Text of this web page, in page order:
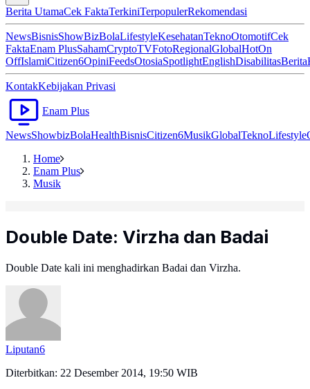
Berita UtamaCek FaktaTerkiniTerpopulerRekomendasi
NewsBisnisShowBizBolaLifestyleKesehatanTeknoOtomotifCek
FaktaEnam PlusSahamCryptoTVFotoRegionalGlobalHotOn
OffIslamiCitizen6OpiniFeedsOtosiaSpotlightEnglishDisabilitasBerita
KontakKebijakan Privasi
Enam Plus
NewsShowbizBolaHealthBisnisCitizen6MusikGlobalTeknoLifestyle
Home
Enam Plus
Musik
Double Date: Virzha dan Badai
Double Date kali ini menghadirkan Badai dan Virzha.
Liputan6
Diterbitkan: 22 Desember 2014, 19:50 WIB